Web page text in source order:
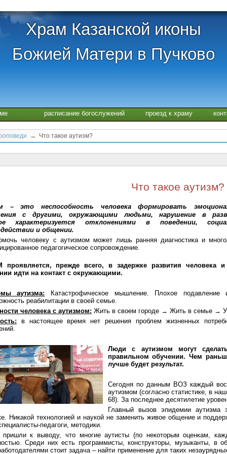
Храм Казанской иконы
Божией Матери в Пучково
расписание богослужений проезд к храму
→ Что такое аутизм?
Что такое аутизм?
– это неспособность человека формировать
с другими, окружающими людьми, нарушение в
характеризуется отклонениями в поведении,
и общении.
человеку с аутизмом может лишь ранняя диагностика и
педагогическое сопровождение.
проявляется, прежде всего, в задержке развития человека
идти на контакт с окружающими.
аутизма: Катастрофическое мышление. Плохое подавление
реабилитации в своей семье.
человека с аутизмом: Жить в своем городе → Жить в семье →
в настоящее время нет решения проблем жизненных
Люди с аутизмом могут
правильном обучении. Чем
лучше будет результат.
Сегодня по данным ВОЗ каждый
аутизмом (согласно статистике, в
68). За последнее десятилетие
Главный вызов эпидемии
Никакой технологией и наукой не заменить живое общение и
педагоги, методики.
пришли к выводу, что многие аутисты (по некоторым оценкам,
Среди них есть программисты, конструкторы, музыканты,
стоит задача – найти применение для таких